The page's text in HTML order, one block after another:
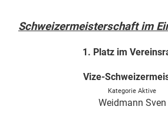
Schweizermeisterschaft im
1. Platz im
Vize-
Kategorie Aktive
Weidmann Sven